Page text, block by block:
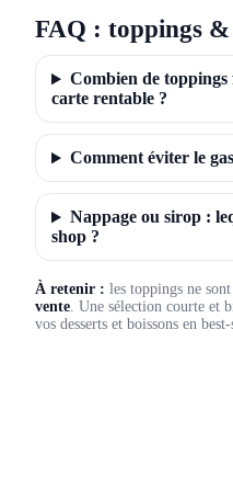
FAQ : toppings
Combien de
carte rentable ?
Comment éviter le
Nappage ou sirop :
shop ?
À retenir : les toppings ne
vente. Une sélection courte et
vos desserts et boissons en